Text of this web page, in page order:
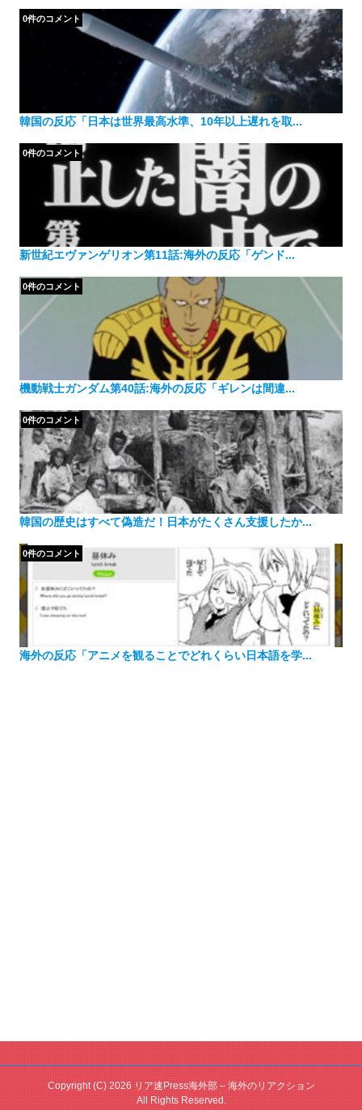
韓国の反応「日本は世界最高水準、10年以上遅れを取...
0件のコメント
新世紀エヴァンゲリオン第11話:海外の反応「ゲンド...
0件のコメント
機動戦士ガンダム第40話:海外の反応「ギレンは間違...
0件のコメント
韓国の歴史はすべて偽造だ！日本がたくさん支援したか...
0件のコメント
海外の反応「アニメを観ることでどれくらい日本語を学...
0件のコメント
Copyright (C) 2026 リア速Press海外部 – 海外のリアクション
All Rights Reserved.